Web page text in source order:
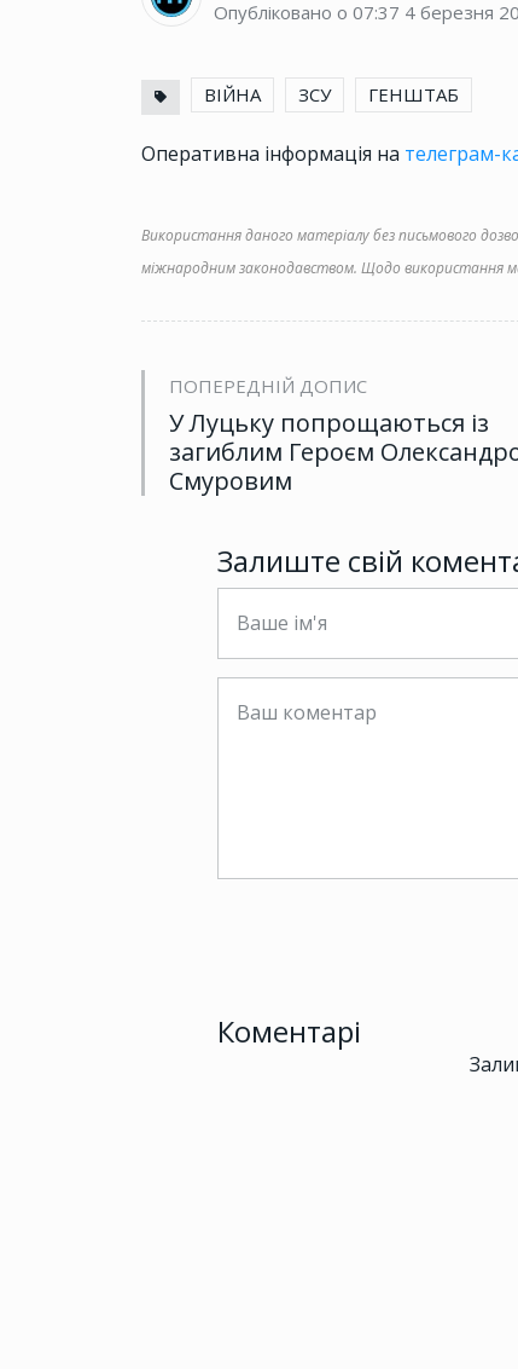
Опубліковано о 07:37 4 березня
ВІЙНА ЗСУ ГЕНШТАБ
Оперативна інформація на телеграм-
Використання даного матеріалу без письмового
міжнародним законодавством. Щодо використання
ПОПЕРЕДНІЙ ДОПИС
У Луцьку попрощаються із
загиблим Героєм
Смуровим
Залиште свій
Коментарі